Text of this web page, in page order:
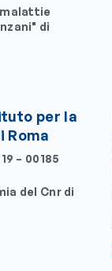
di
per la
Roma
– 00185
del Cnr di